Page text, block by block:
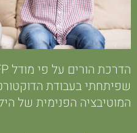
שפיתחתי בעבודת
המוטיבציה הפנימית של